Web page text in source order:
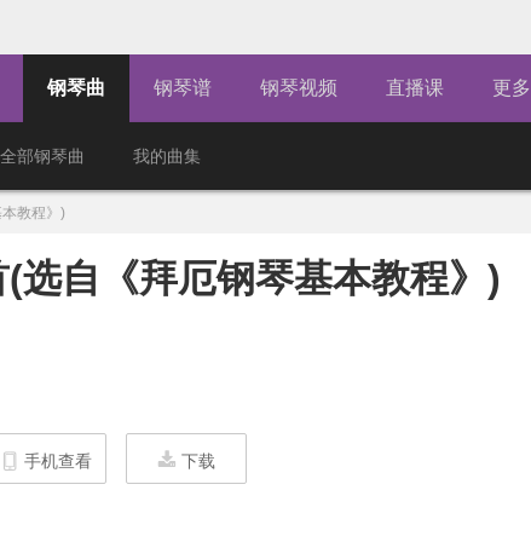
钢琴曲 钢琴谱 钢琴视频 直播课 更多
全部钢琴曲 我的曲集
教程》)
选自《拜厄钢琴基本教程》)
手机查看 下载